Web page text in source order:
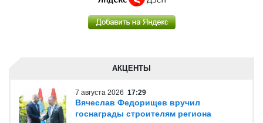
АКЦЕНТЫ
7 августа 2026 17:29
Вячеслав Федорищев вручил
госнаграды строителям региона